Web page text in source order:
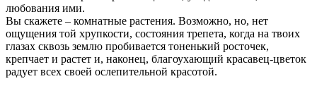
любования ими.
Вы скажете – комнатные растения. Возможно, но, нет
ощущения той хрупкости, состояния трепета, когда на твоих
глазах сквозь землю пробивается тоненький росточек,
крепчает и растет и, наконец, благоухающий красавец-цветок
радует всех своей ослепительной красотой.